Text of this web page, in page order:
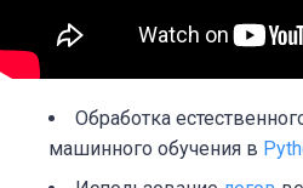
Обработка
машинного обучения в